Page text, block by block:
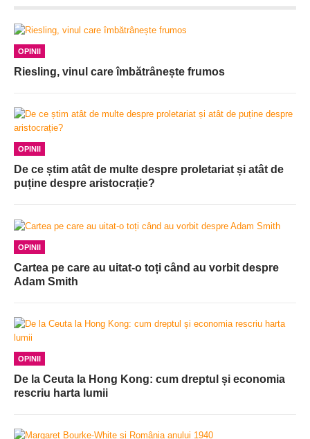
OPINII
Riesling, vinul care îmbătrânește frumos
OPINII
De ce știm atât de multe despre proletariat și atât de
puține despre aristocrație?
OPINII
Cartea pe care au uitat-o toți când au vorbit despre
Adam Smith
OPINII
De la Ceuta la Hong Kong: cum dreptul și economia
rescriu harta lumii